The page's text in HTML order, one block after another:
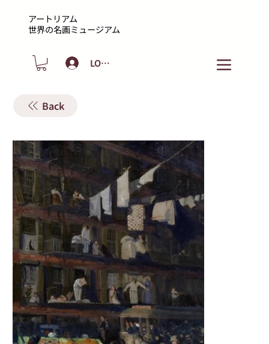
アートリアム
​世界の名画ミュージアム
LOGIN
Back